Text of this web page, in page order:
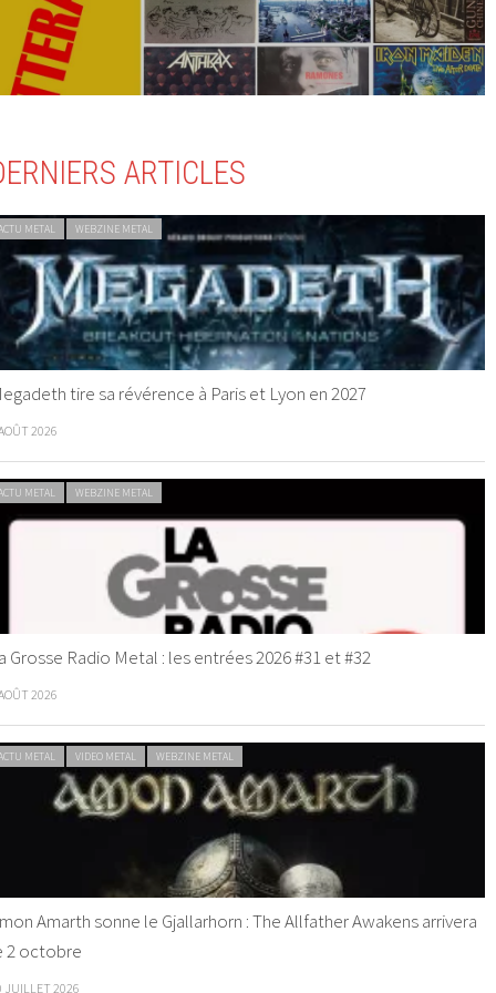
ARTICLES
METAL WEBZINE METAL
tire sa révérence à Paris et Lyon en 2027
2026
METAL WEBZINE METAL
Grosse Radio Metal : les entrées 2026 #31 et #32
2026
METAL VIDEO METAL WEBZINE METAL
Amarth sonne le Gjallarhorn : The Allfather Awakens arrivera
2 octobre
JUILLET 2026